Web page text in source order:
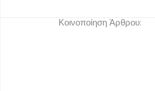
Κοινοποίηση Άρθρου: